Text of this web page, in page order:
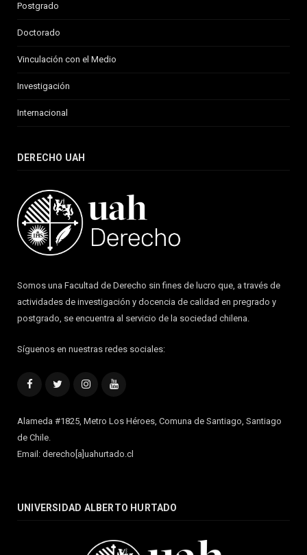
Postgrado
Doctorado
Vinculación con el Medio
Investigación
Internacional
DERECHO UAH
Somos una Facultad de Derecho sin fines de lucro que, a través de
actividades de investigación y docencia de calidad en pregrado y
postgrado, se encuentra al servicio de la sociedad chilena.
Síguenos en nuestras redes sociales:
FacebookTwitterInstagramYouTube
Alameda #1825, Metro Los Héroes, Comuna de Santiago, Santiago
de Chile.
Email: derecho[a]uahurtado.cl
UNIVERSIDAD ALBERTO HURTADO